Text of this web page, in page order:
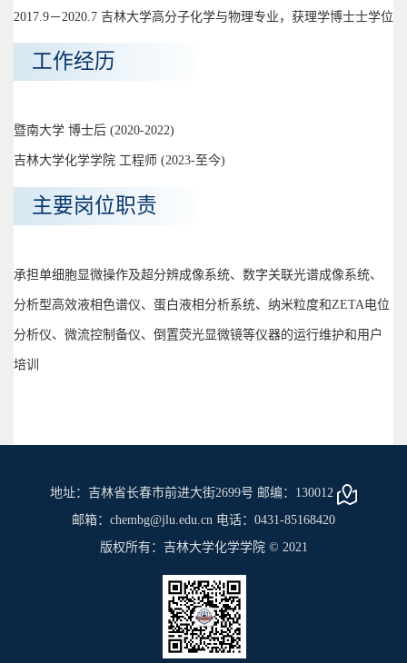
2017.9－2020.7 吉林大学高分子化学与物理专业，获理学博士士学位
工作经历
暨南大学 博士后 (2020-2022)
吉林大学化学学院 工程师 (2023-至今)
主要岗位职责
承担单细胞显微操作及超分辨成像系统、数字关联光谱成像系统、
分析型高效液相色谱仪、蛋白液相分析系统、纳米粒度和ZETA电位
分析仪、微流控制备仪、倒置荧光显微镜等仪器的运行维护和用户
培训
地址：吉林省长春市前进大街2699号 邮编：130012
邮箱：chembg@jlu.edu.cn 电话：0431-85168420
版权所有：吉林大学化学学院 © 2021